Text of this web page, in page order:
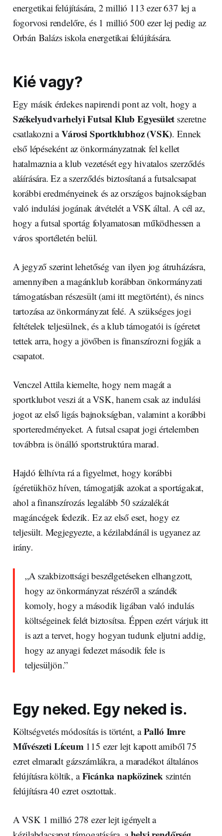
energetikai felújítására, 2 millió 113 ezer 637 lej a
fogorvosi rendelőre, és 1 millió 500 ezer lej pedig az
Orbán Balázs iskola energetikai felújítására.
Kié vagy?
Egy másik érdekes napirendi pont az volt, hogy a
Székelyudvarhelyi Futsal Klub Egyesület szeretne
csatlakozni aVárosi Sportklubhoz (VSK). Ennek
első lépéseként az önkormányzatnak fel kellet
hatalmaznia a klub vezetését egy hivatalos szerződés
aláírására. Ez a szerződés biztosítaná a futsalcsapat
korábbi eredményeinek és az országos bajnokságban
való indulási jogának átvételét a VSK által. A cél az,
hogy a futsal sportág folyamatosan működhessen a
város sportéletén belül.
A jegyző szerint lehetőség van ilyen jog átruházásra,
amennyiben a magánklub korábban önkormányzati
támogatásban részesült (ami itt megtörtént), és nincs
tartozása az önkormányzat felé. A szükséges jogi
feltételek teljesülnek, és a klub támogatói is ígéretet
tettek arra, hogy a jövőben is finanszírozni fogják a
csapatot.
Venczel Attila kiemelte, hogy nem magát a
sportklubot veszi át a VSK, hanem csak az indulási
jogot az első ligás bajnokságban, valamint a korábbi
sporteredményeket. A futsal csapat jogi értelemben
továbbra is önálló sportstruktúra marad.
Hajdó felhívta rá a figyelmet, hogy korábbi
ígéretükhöz híven, támogatják azokat a sportágakat,
ahol a finanszírozás legalább 50 százalékát
magáncégek fedezik. Ez az első eset, hogy ez
teljesült. Megjegyezte, a kézilabdánál is ugyanez az
irány.
„A szakbizottsági beszélgetéseken elhangzott,
hogy az önkormányzat részéről a szándék
komoly, hogy a második ligában való indulás
költségeinek felét biztosítsa. Éppen ezért várjuk itt
is azt a tervet, hogy hogyan tudunk eljutni addig,
hogy az anyagi fedezet második fele is
teljesüljön.”
Egy neked. Egy neked is.
Költségvetés módosítás is történt, aPalló Imre
Művészeti Líceum115 ezer lejt kapott amiből 75
ezret elmaradt gázszámlákra, a maradékot általános
felújításra költik, aFicánka napközinek szintén
felújításra 40 ezret osztottak.
A VSK 1 millió 278 ezer lejt igényelt a